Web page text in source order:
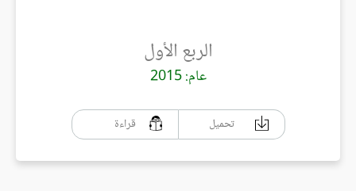
الربع الأول
عام: 2015
تحميل قراءة